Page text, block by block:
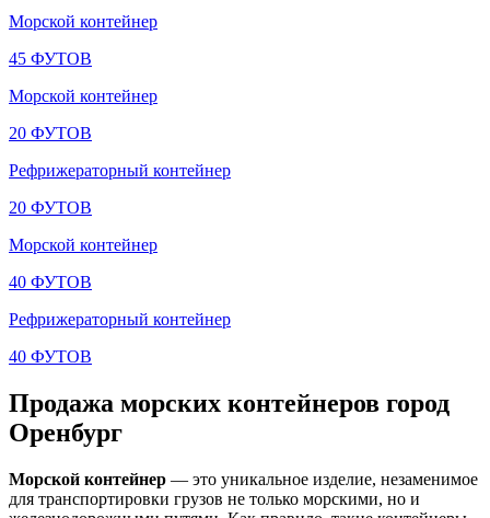
Морской контейнер
45 ФУТОВ
Морской контейнер
20 ФУТОВ
Рефрижераторный контейнер
20 ФУТОВ
Морской контейнер
40 ФУТОВ
Рефрижераторный контейнер
40 ФУТОВ
Продажа морских контейнеров город
Оренбург
Морской контейнер — это уникальное изделие, незаменимое
для транспортировки грузов не только морскими, но и